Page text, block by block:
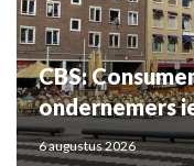
CBS:
ondernemers
6 augustus 2026